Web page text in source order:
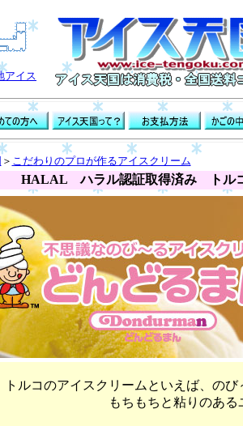
アイス
＞ こだわりのプロが作るアイスクリーム
HALAL ハラル認証取得済み トル
トルコのアイスクリームといえば、の
もちもちと粘りのある